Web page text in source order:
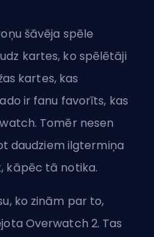
šāvēja spēle
kartes, ko spēlētāji
kartes, kas
ir fanu favorīts, kas
Tomēr nesen
daudziem ilgtermiņa
kāpēc tā notika.
ko zinām par to,
Overwatch 2. Tas